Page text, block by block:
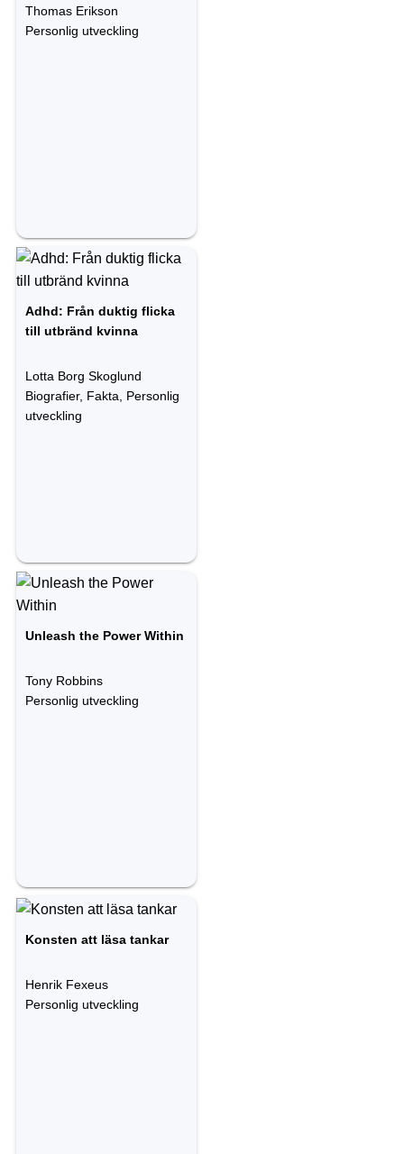
Thomas Erikson
Personlig utveckling
Adhd: Från duktig flicka
till utbränd kvinna
Lotta Borg Skoglund
Biografier, Fakta, Personlig
utveckling
Unleash the Power Within
Tony Robbins
Personlig utveckling
Konsten att läsa tankar
Henrik Fexeus
Personlig utveckling